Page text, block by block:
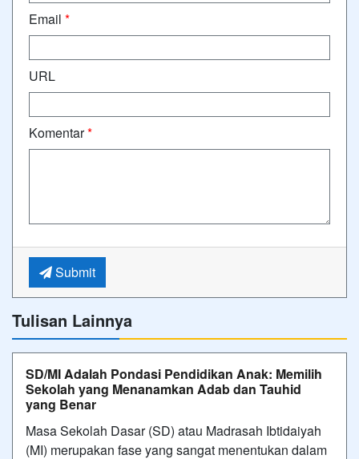
Email *
URL
Komentar*
Submit
Tulisan Lainnya
SD/MI Adalah Pondasi Pendidikan Anak: Memilih
Sekolah yang Menanamkan Adab dan Tauhid
yang Benar
Masa Sekolah Dasar (SD) atau Madrasah Ibtidaiyah
(MI) merupakan fase yang sangat menentukan dalam